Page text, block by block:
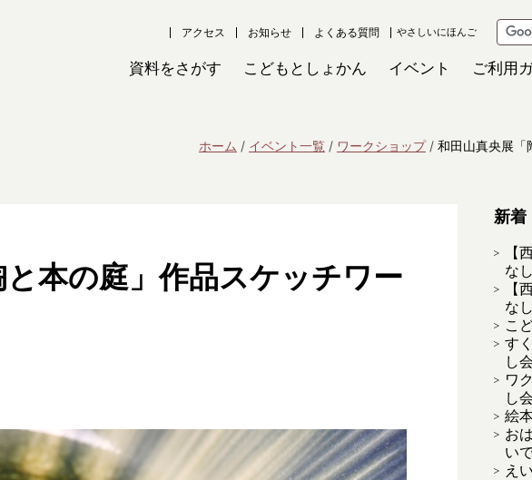
アクセス お知らせ よくある質問 やさしいにほんご
資料をさがす こどもとしょかん イベント ご利用
ホーム イベント一覧 ワークショップ 和田山真央展「
本の庭」作品スケッチワー
新着
【
な
【
な
こ
す
し会
ワ
し会
絵
お
い
え